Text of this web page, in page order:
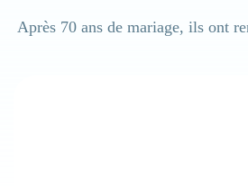
Après 70 ans de mariage, ils ont